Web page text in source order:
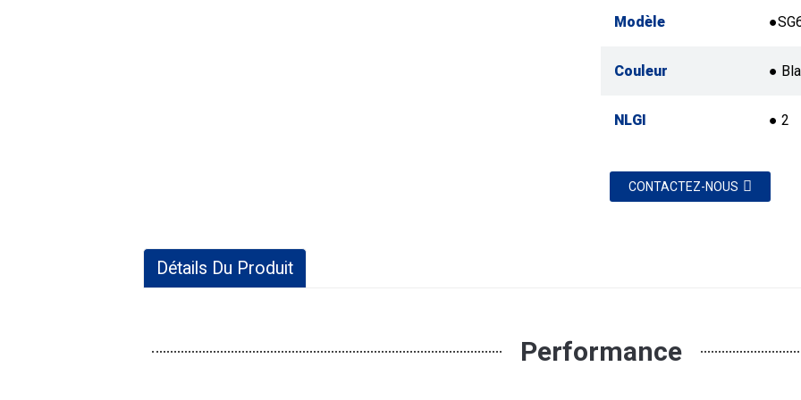
Modèle
Couleur ●
NLGI ● 2
CONTACTEZ-NOUS
Détails Du Produit
Performance